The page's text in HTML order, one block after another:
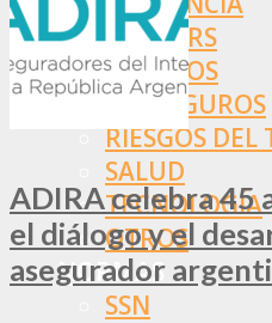
BROKERS
SEGUROS
REASEGUROS
RIESGOS DEL
SALUD
TECNOLOGÍA
OTROS
NORMAS
SSN
ADIRA celebra 45
el diálogo y el
asegurador